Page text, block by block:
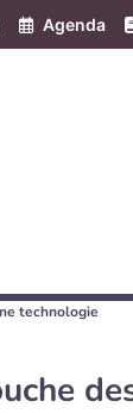
Agenda
technologie